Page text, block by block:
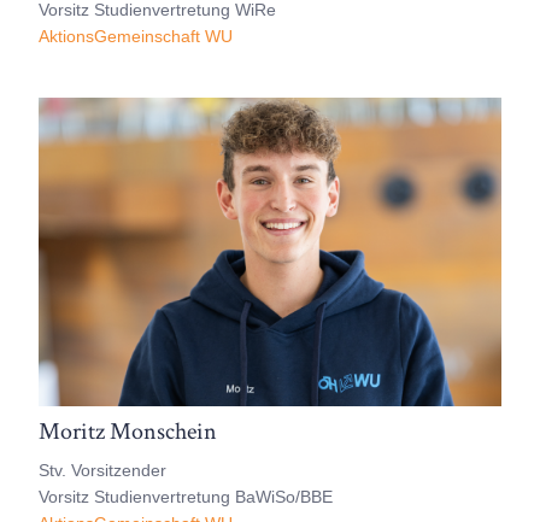
Vorsitz Studienvertretung WiRe
AktionsGemeinschaft WU
Moritz Monschein
Stv. Vorsitzender
Vorsitz Studienvertretung BaWiSo/BBE